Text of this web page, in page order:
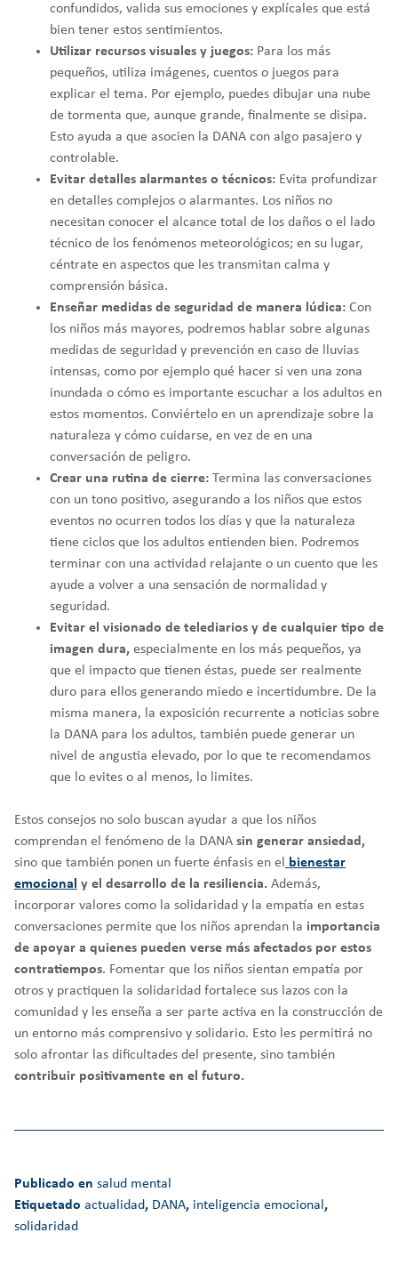
confundidos, valida sus emociones y explícales que está
bien tener estos sentimientos.
Utilizar recursos visuales y juegos: Para los más
pequeños, utiliza imágenes, cuentos o juegos para
explicar el tema. Por ejemplo, puedes dibujar una nube
de tormenta que, aunque grande, finalmente se disipa.
Esto ayuda a que asocien la DANA con algo pasajero y
controlable.
Evitar detalles alarmantes o técnicos: Evita profundizar
en detalles complejos o alarmantes. Los niños no
necesitan conocer el alcance total de los daños o el lado
técnico de los fenómenos meteorológicos; en su lugar,
céntrate en aspectos que les transmitan calma y
comprensión básica.
Enseñar medidas de seguridad de manera lúdica: Con
los niños más mayores, podremos hablar sobre algunas
medidas de seguridad y prevención en caso de lluvias
intensas, como por ejemplo qué hacer si ven una zona
inundada o cómo es importante escuchar a los adultos en
estos momentos. Conviértelo en un aprendizaje sobre la
naturaleza y cómo cuidarse, en vez de en una
conversación de peligro.
Crear una rutina de cierre: Termina las conversaciones
con un tono positivo, asegurando a los niños que estos
eventos no ocurren todos los días y que la naturaleza
tiene ciclos que los adultos entienden bien. Podremos
terminar con una actividad relajante o un cuento que les
ayude a volver a una sensación de normalidad y
seguridad.
Evitar el visionado de telediarios y de cualquier tipo de
imagen dura, especialmente en los más pequeños, ya
que el impacto que tienen éstas, puede ser realmente
duro para ellos generando miedo e incertidumbre. De la
misma manera, la exposición recurrente a noticias sobre
la DANA para los adultos, también puede generar un
nivel de angustia elevado, por lo que te recomendamos
que lo evites o al menos, lo limites.
Estos consejos no solo buscan ayudar a que los niños
comprendan el fenómeno de la DANA sin generar ansiedad,
sino que también ponen un fuerte énfasis en el
bienestar
emocional y el desarrollo de la resiliencia. Además,
incorporar valores como la solidaridad y la empatía en estas
conversaciones permite que los niños aprendan la importancia
de apoyar a quienes pueden verse más afectados por estos
contratiempos. Fomentar que los niños sientan empatía por
otros y practiquen la solidaridad fortalece sus lazos con la
comunidad y les enseña a ser parte activa en la construcción de
un entorno más comprensivo y solidario. Esto les permitirá no
solo afrontar las dificultades del presente, sino también
contribuir positivamente en el futuro.
Publicado en salud mental
Etiquetado actualidad, DANA, inteligencia emocional ,
solidaridad